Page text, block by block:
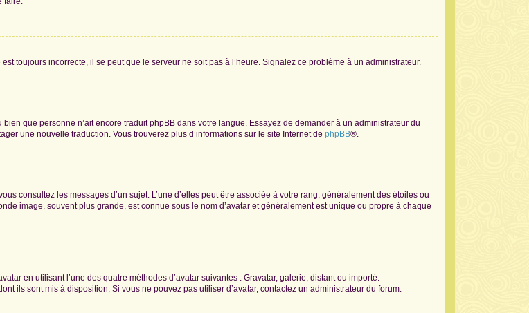
toujours incorrecte, il se peut que le serveur ne soit pas à l’heure. Signalez ce problème à un administrateur.
que personne n’ait encore traduit phpBB dans votre langue. Essayez de demander à un administrateur du
une nouvelle traduction. Vous trouverez plus d’informations sur le site Internet de phpBB®.
consultez les messages d’un sujet. L’une d’elles peut être associée à votre rang, généralement des étoiles ou
image, souvent plus grande, est connue sous le nom d’avatar et généralement est unique ou propre à chaque
en utilisant l’une des quatre méthodes d’avatar suivantes : Gravatar, galerie, distant ou importé.
ils sont mis à disposition. Si vous ne pouvez pas utiliser d’avatar, contactez un administrateur du forum.